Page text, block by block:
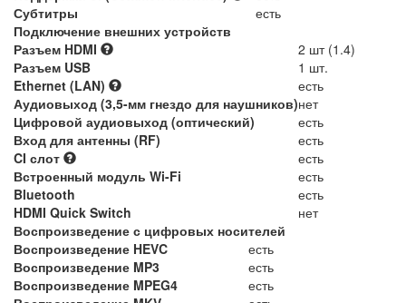
Субтитры
есть
Подключение внешних устройств
Разъем HDMI
2 шт (1.4)
Разъем USB
1 шт.
Ethernet (LAN)
есть
Аудиовыход (3,5-мм гнездо для наушников)нет
Цифровой аудиовыход (оптический)
есть
Вход для антенны (RF)
есть
CI слот
есть
Встроенный модуль Wi-Fi
есть
Bluetooth
есть
HDMI Quick Switch
нет
Воспроизведение с цифровых носителей
Воспроизведение HEVC
есть
Воспроизведение MP3
есть
Воспроизведение MPEG4
есть